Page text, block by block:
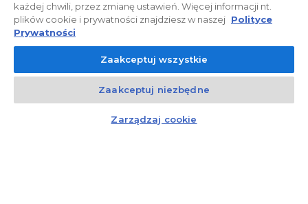
© 2026 ROBYG. Wszystkie prawa zastrzeżone. Powyższa oferta i
przedstawione materiały graficzne mają charakter jedynie
informacyjny, nie mogą być traktowane jako ostateczne projekty
realizacyjne, nie stanowią również oferty handlowej w rozumieniu art.
66 §1 Kodeksu Cywilnego oraz innych właściwych przepisów prawnych.
Czat z doradcą
każdej chwili, przez zmianę ustawień. Więcej informacji nt.
plików cookie i prywatności znajdziesz w naszej Polityce
Prywatności
Zaakceptuj wszystkie
Zaakceptuj niezbędne
Zarządzaj cookie